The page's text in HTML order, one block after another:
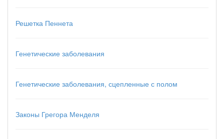
Решетка Пеннета
Генетические заболевания
Генетические заболевания, сцепленные с полом
Законы Грегора Менделя